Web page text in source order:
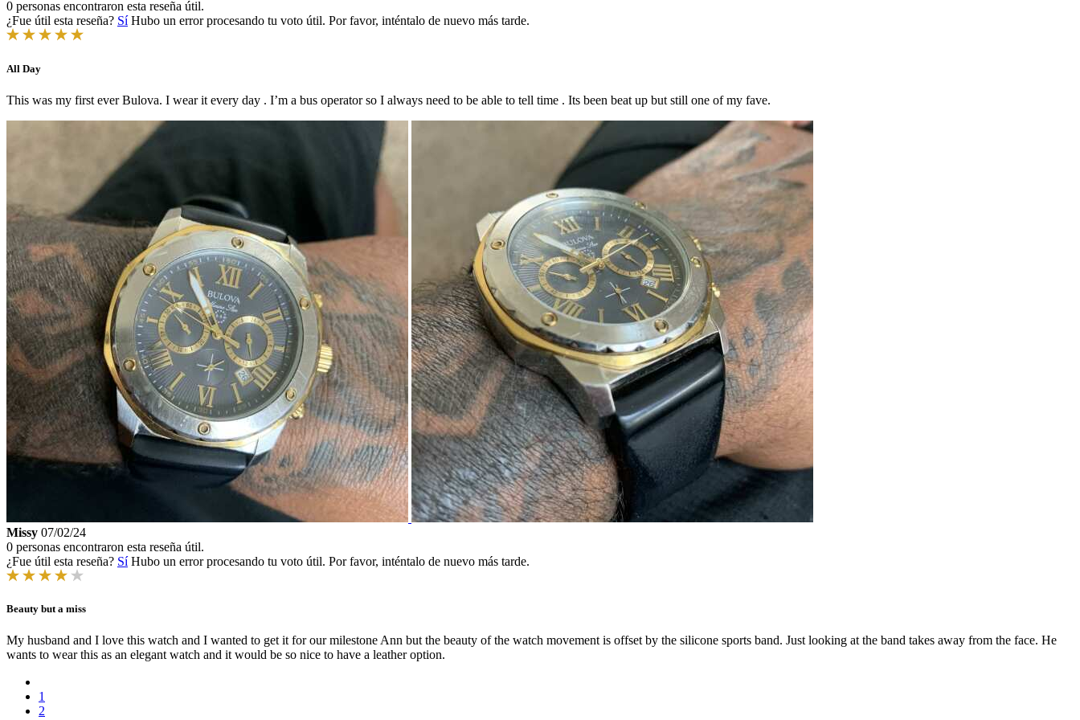
0 personas encontraron esta reseña útil.
¿Fue útil esta reseña? Sí Hubo un error procesando tu voto útil. Por favor, inténtalo de nuevo más tarde.
All Day
This was my first ever Bulova. I wear it every day . I’m a bus operator so I always need to be able to tell time . Its been beat up but still one of my fave.
Missy 07/02/24
0 personas encontraron esta reseña útil.
¿Fue útil esta reseña? Sí Hubo un error procesando tu voto útil. Por favor, inténtalo de nuevo más tarde.
Beauty but a miss
My husband and I love this watch and I wanted to get it for our milestone Ann but the beauty of the watch movement is offset by the silicone sports band. Just looking at the band takes away from the face. He
wants to wear this as an elegant watch and it would be so nice to have a leather option.
1
2